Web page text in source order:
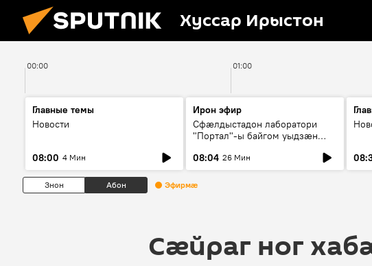
Хуссар Ирыстон
00:00 01:00
Главные темы
Новости
08:00 4 Мин
Ирон эфир
Сфæлдыстадон лаборатори
"Портал"-ы байгом уыдзæн
Æхсары куыстыты равдыст
08:04 26 Мин
Знон Абон Эфирмæ
Сӕйраг ног